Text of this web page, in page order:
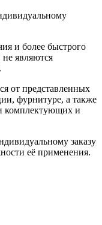
и более быстрого
не являются
от представленных
фурнитуре, а также
комплектующих и
заказу
её применения.